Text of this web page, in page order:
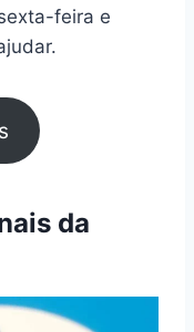
feira e
da